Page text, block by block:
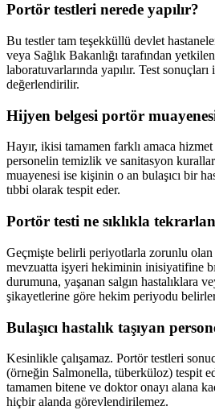
Portör testleri nerede yapılır?
Bu testler tam teşekküllü devlet
veya Sağlık Bakanlığı tarafından
laboratuvarlarında yapılır. Test
değerlendirilir.
Hijyen belgesi portör
Hayır, ikisi tamamen farklı amaca
personelin temizlik ve sanitasyon
muayenesi ise kişinin o an bulaşıcı bir
tıbbi olarak tespit eder.
Portör testi ne sıklıkla
Geçmişte belirli periyotlarla zorunlu olan
mevzuatta işyeri hekiminin inisiyatifine
durumuna, yaşanan salgın hastalıklara
şikayetlerine göre hekim periyodu
Bulaşıcı hastalık taşıyan
Kesinlikle çalışamaz. Portör testleri
(örneğin Salmonella, tüberküloz) tespit
tamamen bitene ve doktor onayı alana
hiçbir alanda görevlendirilemez.